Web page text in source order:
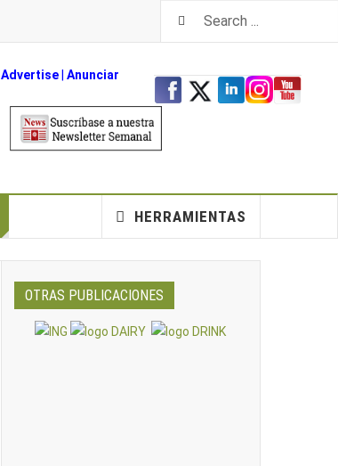
Advertise| Anunciar
HERRAMIENTAS
OTRAS PUBLICACIONES